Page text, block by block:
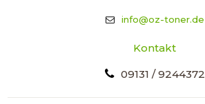
info@oz-toner.de
Kontakt
09131 / 9244372